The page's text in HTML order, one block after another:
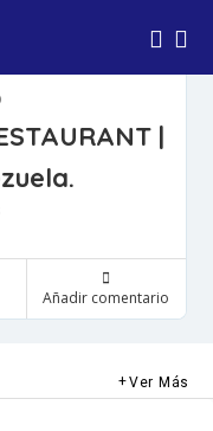
|
Añadir comentario
Ver Más